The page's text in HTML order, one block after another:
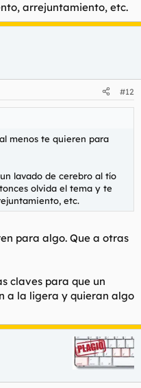
arrejuntamiento, etc.
#12
menos te quieren para
lavado de cerebro al tío
olvida el tema y te
etc.
para algo. Que a otras
claves para que un
a la ligera y quieran algo